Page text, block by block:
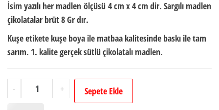
İsim yazılı her madlen ölçüsü 4 cm x 4 cm dir. Sargılı madlen
çikolatalar brüt8 Grdır.
Kuşe etikete kuşe boya ile matbaa kalitesinde baskı ile tam
sarım. 1. kalite gerçek sütlü çikolatalı madlen.
-
Erkek
Bebek
+ Sepete Ekle